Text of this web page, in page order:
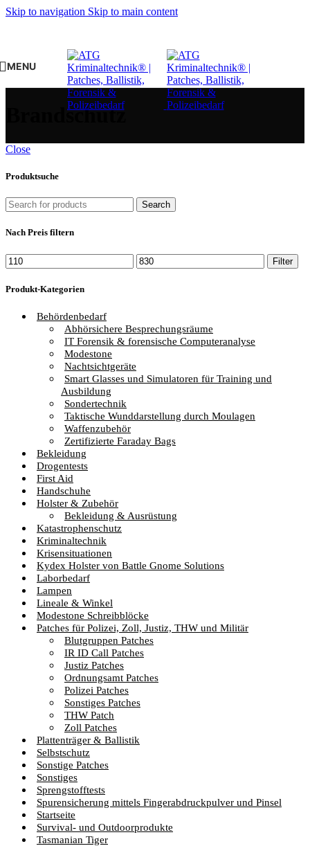
Skip to navigation Skip to main content
MENU
Brandschutz
Close
Produktsuche
Search
Nach Preis filtern
Min.
Preis
Max.
Preis
Filter
Produkt-Kategorien
Behördenbedarf
Abhörsichere Besprechungsräume
IT Forensik & forensische Computeranalyse
Modestone
Nachtsichtgeräte
Smart Glasses und Simulatoren für Training und
Ausbildung
Sondertechnik
Taktische Wunddarstellung durch Moulagen
Waffenzubehör
Zertifizierte Faraday Bags
Bekleidung
Drogentests
First Aid
Handschuhe
Holster & Zubehör
Bekleidung & Ausrüstung
Katastrophenschutz
Kriminaltechnik
Krisensituationen
Kydex Holster von Battle Gnome Solutions
Laborbedarf
Lampen
Lineale & Winkel
Modestone Schreibblöcke
Patches für Polizei, Zoll, Justiz, THW und Militär
Blutgruppen Patches
IR ID Call Patches
Justiz Patches
Ordnungsamt Patches
Polizei Patches
Sonstiges Patches
THW Patch
Zoll Patches
Plattenträger & Ballistik
Selbstschutz
Sonstige Patches
Sonstiges
Sprengstofftests
Spurensicherung mittels Fingerabdruckpulver und Pinsel
Startseite
Survival- und Outdoorprodukte
Tasmanian Tiger